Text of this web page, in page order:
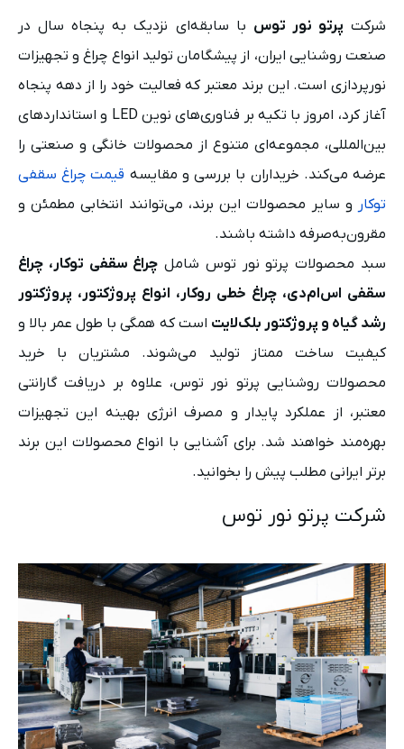
شرکت پرتو نور توس با سابقه‌ای نزدیک به پنجاه سال در
صنعت روشنایی ایران، از پیشگامان تولید انواع چراغ و تجهیزات
نورپردازی است. این برند معتبر که فعالیت خود را از دهه پنجاه
آغاز کرد، امروز با تکیه بر فناوری‌های نوین LED و استانداردهای
بین‌المللی، مجموعه‌ای متنوع از محصولات خانگی و صنعتی را
عرضه می‌کند. خریداران با بررسی و مقایسه قیمت چراغ سقفی
توکار و سایر محصولات این برند، می‌توانند انتخابی مطمئن و
مقرون‌به‌صرفه داشته باشند.
سبد محصولات پرتو نور توس شامل چراغ سقفی توکار، چراغ
سقفی اس‌ام‌دی، چراغ خطی روکار، انواع پروژکتور، پروژکتور
رشد گیاه و پروژکتور بلک‌لایت است که همگی با طول عمر بالا و
کیفیت ساخت ممتاز تولید می‌شوند. مشتریان با خرید
محصولات روشنایی پرتو نور توس، علاوه بر دریافت گارانتی
معتبر، از عملکرد پایدار و مصرف انرژی بهینه این تجهیزات
بهره‌مند خواهند شد. برای آشنایی با انواع محصولات این برند
برتر ایرانی مطلب پیش را بخوانید.
شرکت پرتو نور توس